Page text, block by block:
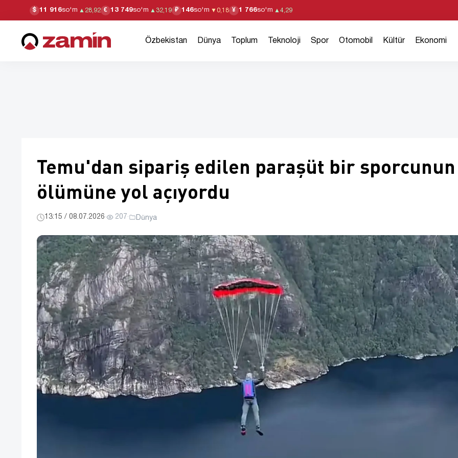
$ 11 916so'm ▲ 28,92 € 13 749so'm ▲ 32,19 ₽ 146so'm ▼ 0,18 ¥ 1 766so'm ▲ 4,29
Özbekistan Dünya Toplum Teknoloji Spor Otomobil Kültür Ekonomi
Temu'dan sipariş edilen paraşüt bir sporcunun
ölümüne yol açıyordu
13:15 / 08.07.2026· 207 · Dünya